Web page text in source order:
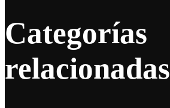
Categorías
relacionadas